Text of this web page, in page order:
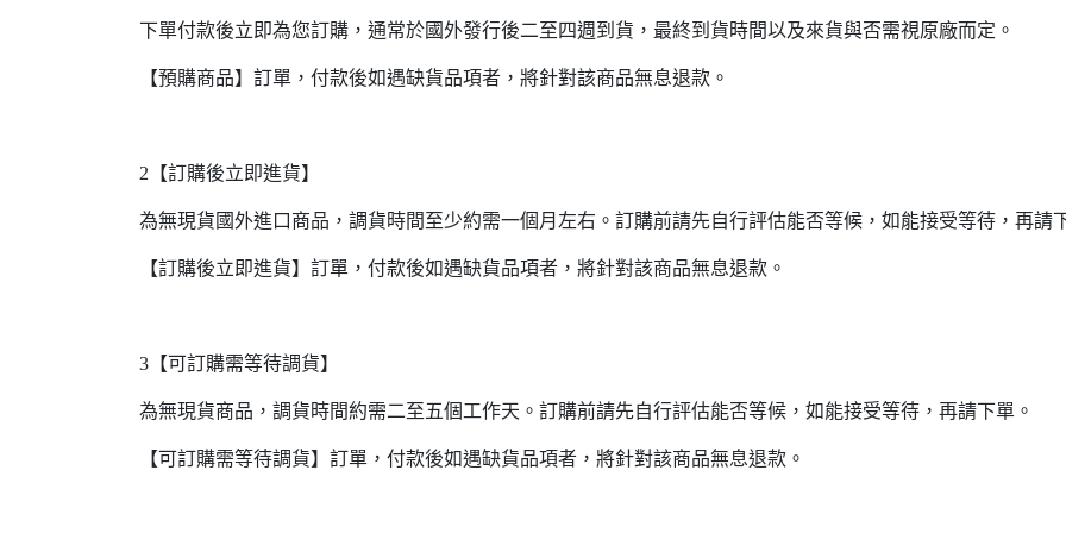
下單付款後立即為您訂購，通常於國外發行後二至四週到貨，最終到貨時間以及來貨與否需視原廠而定。
【預購商品】訂單，付款後如遇缺貨品項者，將針對該商品無息退款。
2【訂購後立即進貨】
為無現貨國外進口商品，調貨時間至少約需一個月左右。訂購前請先自行評估能否等候，如能接受等待，再請
【訂購後立即進貨】訂單，付款後如遇缺貨品項者，將針對該商品無息退款。
3【可訂購需等待調貨】
為無現貨商品，調貨時間約需二至五個工作天。訂購前請先自行評估能否等候，如能接受等待，再請下單。
【可訂購需等待調貨】訂單，付款後如遇缺貨品項者，將針對該商品無息退款。